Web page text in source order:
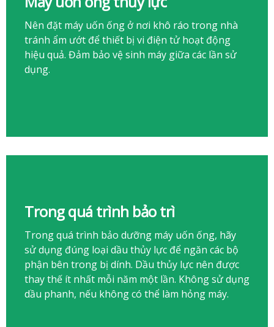
Nên đặt máy uốn ống ở nơi khô ráo trong nhà
tránh ẩm ướt để thiết bị vi điện tử hoạt động
hiệu quả. Đảm bảo vệ sinh máy giữa các lần sử
dụng.
Trong quá trình bảo trì
Trong quá trình bảo dưỡng máy uốn ống, hãy
sử dụng đúng loại dầu thủy lực để ngăn các bộ
phận bên trong bị dính. Dầu thủy lực nên được
thay thế ít nhất mỗi năm một lần. Không sử dụng
dầu phanh, nếu không có thể làm hỏng máy.